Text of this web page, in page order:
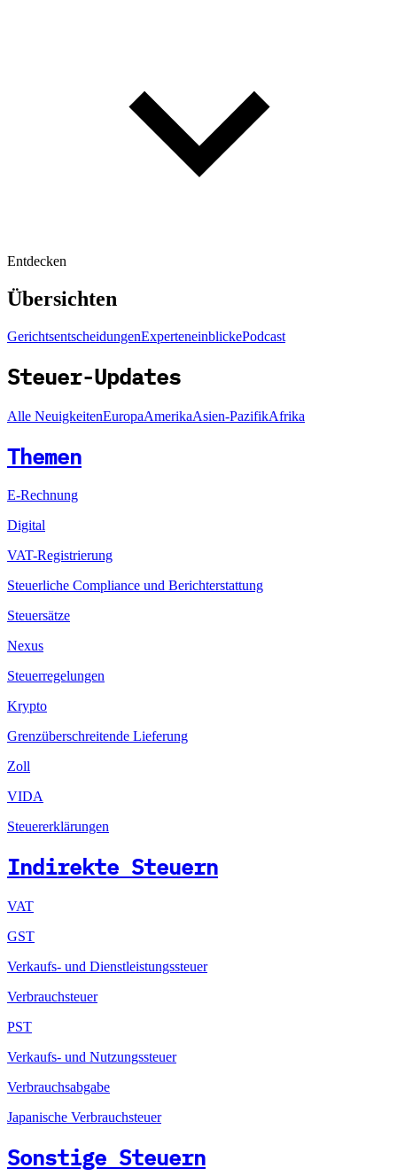
Entdecken
Übersichten
GerichtsentscheidungenExperteneinblickePodcast
Steuer-Updates
Alle NeuigkeitenEuropaAmerikaAsien-PazifikAfrika
Themen
E-Rechnung
Digital
VAT-Registrierung
Steuerliche Compliance und Berichterstattung
Steuersätze
Nexus
Steuerregelungen
Krypto
Grenzüberschreitende Lieferung
Zoll
VIDA
Steuererklärungen
Indirekte Steuern
VAT
GST
Verkaufs- und Dienstleistungssteuer
Verbrauchsteuer
PST
Verkaufs- und Nutzungssteuer
Verbrauchsabgabe
Japanische Verbrauchsteuer
Sonstige Steuern